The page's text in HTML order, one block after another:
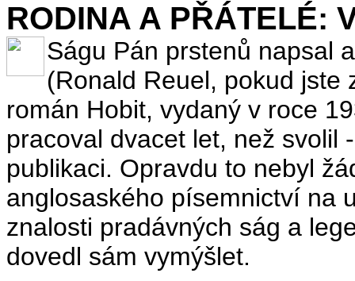
RODINA A PŘÁTELÉ:
Ságu Pán prstenů napsal
(Ronald Reuel, pokud jste
román Hobit, vydaný v roce
pracoval dvacet let, než svolil
publikaci. Opravdu to nebyl
anglosaského písemnictví na
znalosti pradávných ság a
dovedl sám vymýšlet.